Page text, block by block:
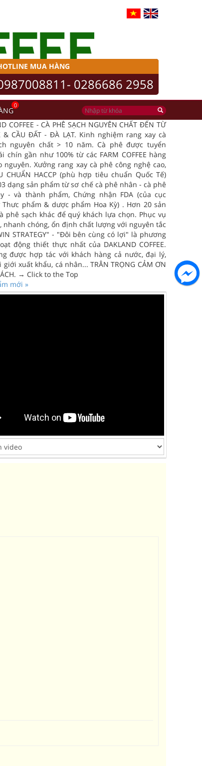
MUA HÀNG
0286686 2958
0
COFFEE - CÀ PHÊ SẠCH NGUYÊN CHẤT ĐẾN TỪ
& CẦU ĐẤT - ĐÀ LẠT. Kinh nghiệm rang xay cà
nguyên chất > 10 năm. Cà phê được tuyển
chín gần như 100% từ các FARM COFFEE hàng
nguyên. Xưởng rang xay cà phê công nghệ cao,
CHUẨN HACCP (phù hợp tiêu chuẩn Quốc Tế)
dạng sản phẩm từ sơ chế cà phê nhân - cà phê
- và thành phẩm, Chứng nhận FDA (của cục
phẩm & dược phẩm Hoa Kỳ) . Hơn 20 sản
phê sạch khác để quý khách lựa chọn. Phục vụ
nhanh chóng, ổn định chất lượng với nguyên tắc
STRATEGY" - "Đôi bên cùng có lợi" là phương
động thiết thực nhất của DAKLAND COFFEE.
được hợp tác với khách hàng cả nước, đại lý,
giới xuất khẩu, cá nhân... TRÂN TRỌNG CẢM ƠN
→ Click to the Top
mới »